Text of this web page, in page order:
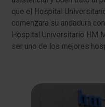
que el Hospital
comenzara su andadura
Hospital Universitario HM
ser uno de los mejores